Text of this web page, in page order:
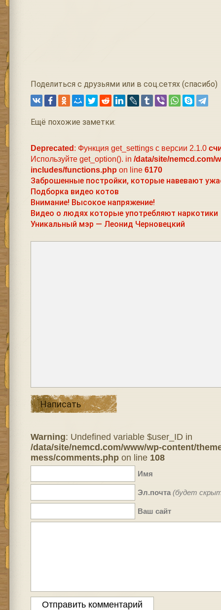
Поделиться с друзьями или в соц.сетях (спасибо)
Ещё похожие заметки:
Deprecated : Функция get_settings с версии 2.1.0
Используйте get_option(). in /data/site/nemcd.com/
includes/functions.php on line 6170
Заброшенные постройки, которые навевают
Подборка видео котов
Внимание! Высокое напряжение!
Видео о людях которые употребляют наркотики
Уникальный мэр — Леонид Черновецкий
Написать
Warning: Undefined variable $user_ID in
/data/site/nemcd.com/www/wp-content/
mess/comments.phpon line 108
Имя
Эл.почта (будет
Ваш сайт